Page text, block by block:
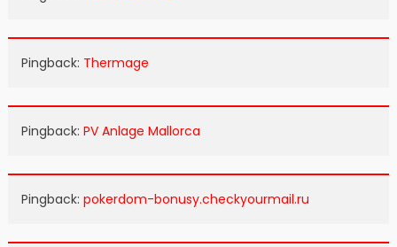
Pingback: Thermage
Pingback: PV Anlage Mallorca
Pingback: pokerdom-bonusy.checkyourmail.ru